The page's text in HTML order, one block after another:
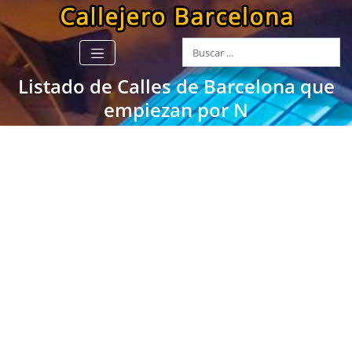
Listado de Calles de Barcelona que
empiezan por N